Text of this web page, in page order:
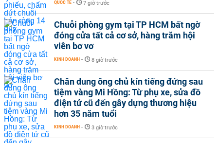
QUỐC TẾ - 7 giờ trước
Chuỗi phòng gym tại TP HCM bất ngờ
đóng cửa tất cả cơ sở, hàng trăm hội
viên bơ vơ
KINH DOANH - 8 giờ trước
Chân dung ông chủ kín tiếng đứng sau
tiệm vàng Mi Hồng: Từ phụ xe, sửa đồ
điện tử cũ đến gây dựng thương hiệu
hơn 35 năm tuổi
KINH DOANH - 3 giờ trước